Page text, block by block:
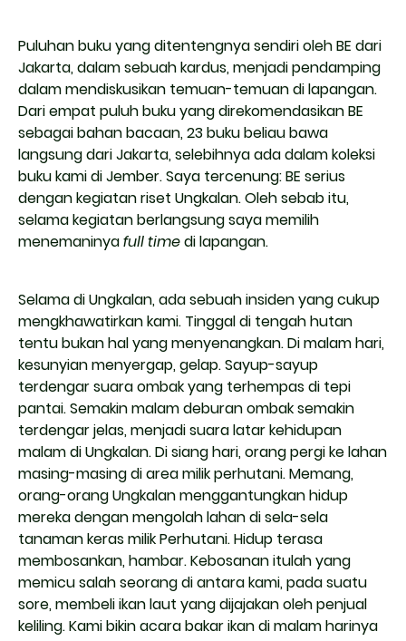
Puluhan buku yang ditentengnya sendiri oleh BE dari
Jakarta, dalam sebuah kardus, menjadi pendamping
dalam mendiskusikan temuan-temuan di lapangan.
Dari empat puluh buku yang direkomendasikan BE
sebagai bahan bacaan, 23 buku beliau bawa
langsung dari Jakarta, selebihnya ada dalam koleksi
buku kami di Jember. Saya tercenung: BE serius
dengan kegiatan riset Ungkalan. Oleh sebab itu,
selama kegiatan berlangsung saya memilih
menemaninyafull timedi lapangan.
Selama di Ungkalan, ada sebuah insiden yang cukup
mengkhawatirkan kami. Tinggal di tengah hutan
tentu bukan hal yang menyenangkan. Di malam hari,
kesunyian menyergap, gelap. Sayup-sayup
terdengar suara ombak yang terhempas di tepi
pantai. Semakin malam deburan ombak semakin
terdengar jelas, menjadi suara latar kehidupan
malam di Ungkalan. Di siang hari, orang pergi ke lahan
masing-masing di area milik perhutani. Memang,
orang-orang Ungkalan menggantungkan hidup
mereka dengan mengolah lahan di sela-sela
tanaman keras milik Perhutani. Hidup terasa
membosankan, hambar. Kebosanan itulah yang
memicu salah seorang di antara kami, pada suatu
sore, membeli ikan laut yang dijajakan oleh penjual
keliling. Kami bikin acara bakar ikan di malam harinya